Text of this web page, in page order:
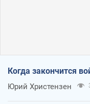
Когда закончится
Юрий Христензен